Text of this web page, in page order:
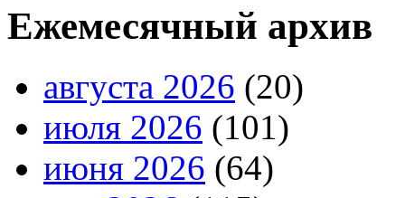
Ежемесячный архив
августа 2026 (20)
июля 2026 (101)
июня 2026 (64)